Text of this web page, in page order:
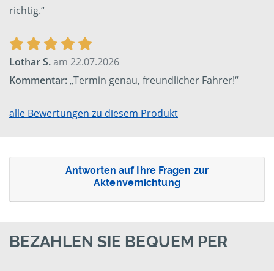
richtig.“
Lothar S.am 22.07.2026
Kommentar:„Termin genau, freundlicher Fahrer!“
alle Bewertungen zu diesem Produkt
Antworten auf Ihre Fragen zur
Aktenvernichtung
BEZAHLEN SIE BEQUEM PER